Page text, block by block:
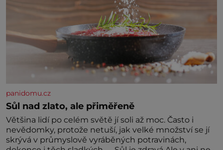
panidomu.cz
Sůl nad zlato, ale přiměřeně
Většina lidí po celém světě jí soli až moc. Často i
nevědomky, protože netuší, jak velké množství se jí
skrývá v průmyslově vyráběných potravinách,